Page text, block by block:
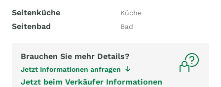
Seitenküche Küche
Seitenbad Bad
Brauchen Sie mehr Details?
Jetzt Informationen anfragen
Jetzt beim Verkäufer Informationen